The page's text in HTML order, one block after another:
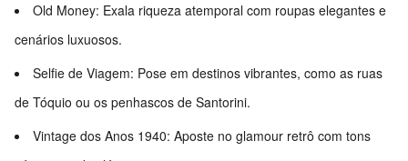
Old Money: Exala riqueza atemporal com roupas elegantes e
cenários luxuosos.
Selfie de Viagem: Pose em destinos vibrantes, como as ruas
de Tóquio ou os penhascos de Santorini.
Vintage dos Anos 1940: Aposte no glamour retrô com tons